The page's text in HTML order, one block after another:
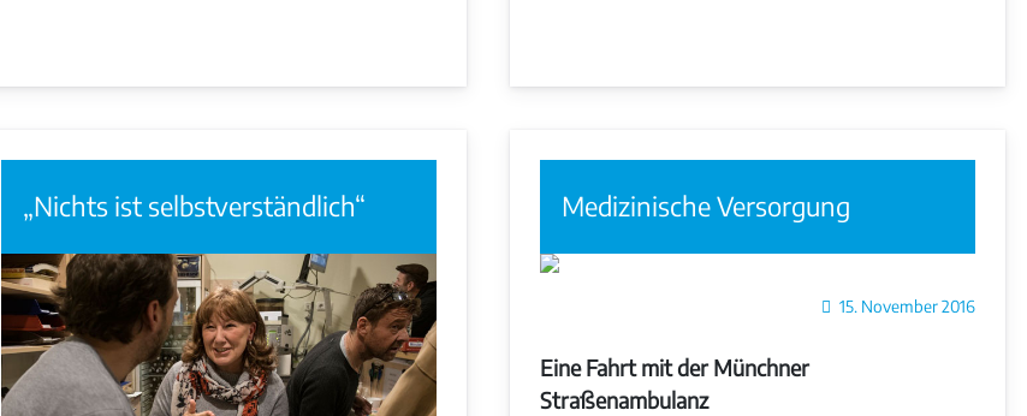
„Nichts ist selbstverständlich“ Medizinische Versorgung
15. November 2016
Eine Fahrt mit der Münchner
Straßenambulanz